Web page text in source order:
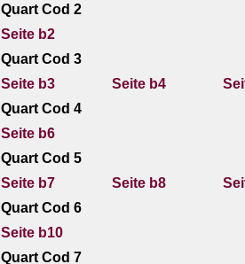
Quart Cod 2
Seite b2
Quart Cod 3
Seite b3
Seite b4
Quart Cod 4
Seite b6
Quart Cod 5
Seite b7
Seite b8
Quart Cod 6
Seite b10
Quart Cod 7